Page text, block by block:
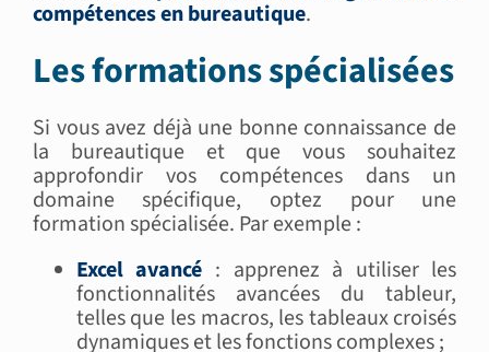
compétences en bureautique.
Les formations spécialisées
Si vous avez déjà une bonne connaissance de
la bureautique et que vous souhaitez
approfondir vos compétences dans un
domaine spécifique, optez pour une
formation spécialisée. Par exemple :
Excel avancé : apprenez à utiliser les
fonctionnalités avancées du tableur,
telles que les macros, les tableaux croisés
dynamiques et les fonctions complexes ;